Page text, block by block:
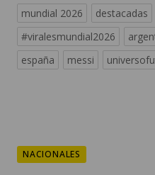
mundial 2026 destacadas
#viralesmundial2026
españa
messi
NACIONALES